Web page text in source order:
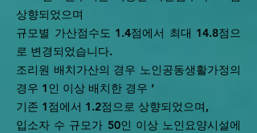
상향되었으며
규모별 가산점수도 1.4점에서 최대 14.8점으
로 변경되었습니다.
조리원 배치가산의 경우 노인공동생활가정의
경우 1인 이상 배치한 경우 ‘
기존 1점에서 1.2점으로 상향되었으며,
입소자 수 규모가 50인 이상 노인요양시설에